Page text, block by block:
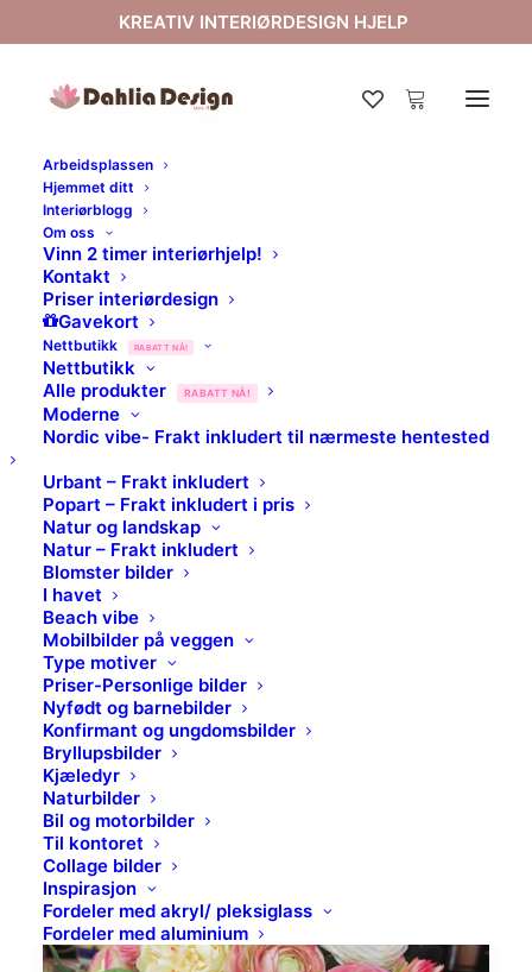
KREATIV INTERIØRDESIGN HJELP
Arbeidsplassen
Hjemmet ditt
Interiørblogg
Om oss
Vinn 2 timer interiørhjelp!
Kontakt
Priser interiørdesign
Gavekort
Nettbutikk RABATT NÅ!
Nettbutikk
Alle produkter
RABATT NÅ!
Moderne
Nordic vibe- Frakt inkludert til nærmeste hentested
Urbant – Frakt inkludert
Popart – Frakt inkludert i pris
Natur og landskap
Natur – Frakt inkludert
Blomster bilder
I havet
Beach vibe
Mobilbilder på veggen
Type motiver
Priser-Personlige bilder
Nyfødt og barnebilder
Konfirmant og ungdomsbilder
Bryllupsbilder
Kjæledyr
Naturbilder
Bil og motorbilder
Til kontoret
Collage bilder
Inspirasjon
Fordeler med akryl/ pleksiglass
Fordeler med aluminium
Dahlia Design |
Charlotte